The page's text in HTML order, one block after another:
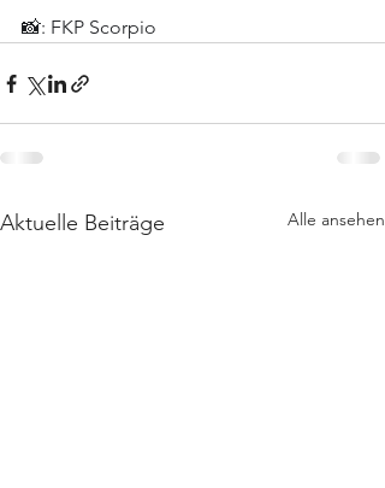
📸: FKP Scorpio
Aktuelle Beiträge Alle ansehen